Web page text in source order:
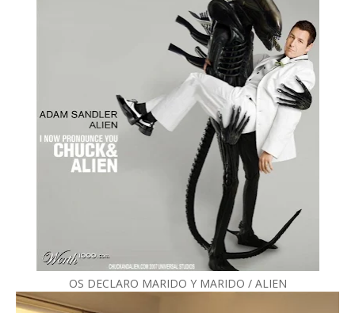
OS DECLARO MARIDO Y MARIDO / ALIEN